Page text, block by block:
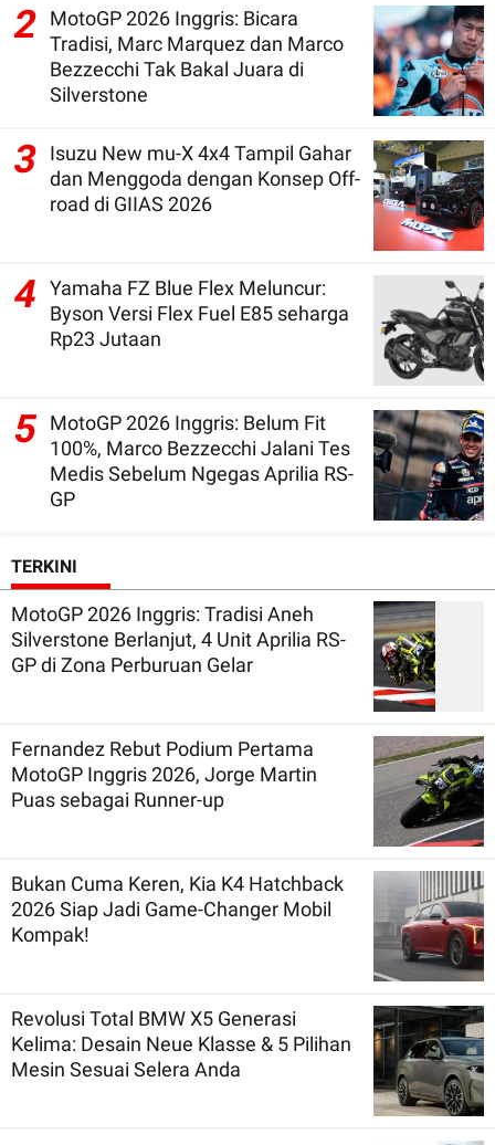
2
MotoGP 2026 Inggris: Bicara
Tradisi, Marc Marquez dan Marco
Bezzecchi Tak Bakal Juara di
Silverstone
3
Isuzu New mu-X 4x4 Tampil Gahar
dan Menggoda dengan Konsep Off-
road di GIIAS 2026
4
Yamaha FZ Blue Flex Meluncur:
Byson Versi Flex Fuel E85 seharga
Rp23 Jutaan
5 MotoGP 2026 Inggris: Belum Fit
100%, Marco Bezzecchi Jalani Tes
Medis Sebelum Ngegas Aprilia RS-
GP
TERKINI
MotoGP 2026 Inggris: Tradisi Aneh
Silverstone Berlanjut, 4 Unit Aprilia RS-
GP di Zona Perburuan Gelar
Fernandez Rebut Podium Pertama
MotoGP Inggris 2026, Jorge Martin
Puas sebagai Runner-up
Bukan Cuma Keren, Kia K4 Hatchback
2026 Siap Jadi Game-Changer Mobil
Kompak!
Revolusi Total BMW X5 Generasi
Kelima: Desain Neue Klasse & 5 Pilihan
Mesin Sesuai Selera Anda